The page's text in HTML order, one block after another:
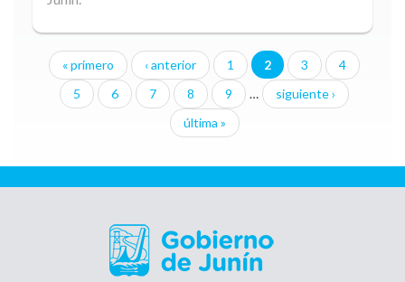
Páginas
« primero ‹ anterior 1 2 3
4
5
6 7 8 9 …
siguiente ›
última »